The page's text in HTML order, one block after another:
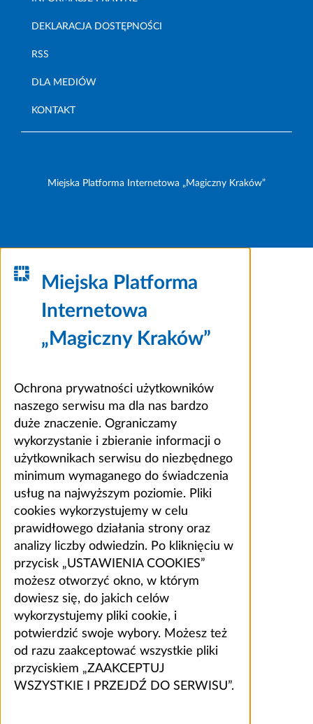
DEKLARACJA DOSTĘPNOŚCI
RSS
DLA MEDIÓW
KONTAKT
Miejska Platforma Internetowa „Magiczny Kraków”
Miejska Platforma
Internetowa
„Magiczny Kraków”
Ochrona prywatności użytkowników
naszego serwisu ma dla nas bardzo
duże znaczenie. Ograniczamy
wykorzystanie i zbieranie informacji o
użytkownikach serwisu do niezbędnego
minimum wymaganego do świadczenia
usług na najwyższym poziomie. Pliki
cookies wykorzystujemy w celu
prawidłowego działania strony oraz
analizy liczby odwiedzin. Po kliknięciu w
przycisk „USTAWIENIA COOKIES”
możesz otworzyć okno, w którym
dowiesz się, do jakich celów
wykorzystujemy pliki cookie, i
potwierdzić swoje wybory. Możesz też
od razu zaakceptować wszystkie pliki
przyciskiem „ZAAKCEPTUJ
WSZYSTKIE I PRZEJDŹ DO SERWISU”.